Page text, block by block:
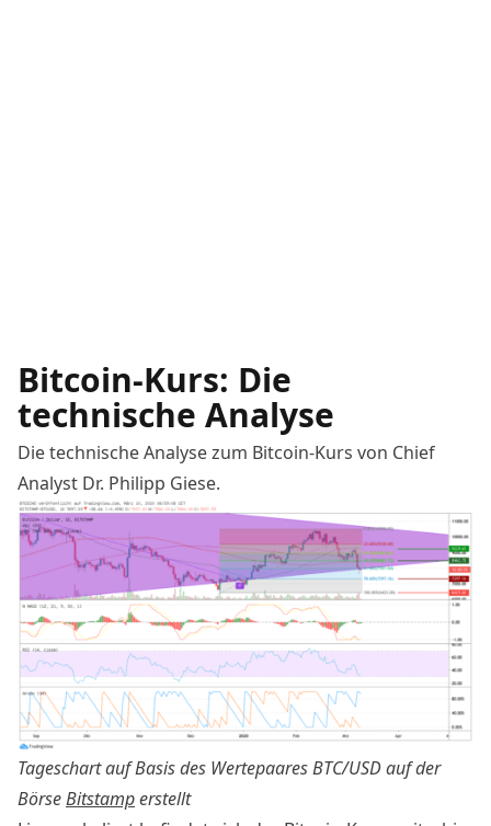
Bitcoin-Kurs: Die
technische Analyse
Dietechnische Analysezum Bitcoin-Kurs von Chief
Analyst Dr. Philipp Giese.
Tageschart auf Basis des Wertepaares BTC/USD auf der
BörseBitstamperstellt